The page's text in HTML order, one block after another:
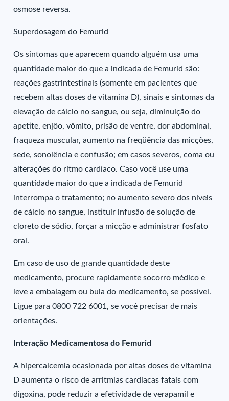
osmose reversa.
Superdosagem do Femurid
Os sintomas que aparecem quando alguém usa uma
quantidade maior do que a indicada de Femurid são:
reações gastrintestinais (somente em pacientes que
recebem altas doses de vitamina D), sinais e sintomas da
elevação de cálcio no sangue, ou seja, diminuição do
apetite, enjôo, vômito, prisão de ventre, dor abdominal,
fraqueza muscular, aumento na freqüência das micções,
sede, sonolência e confusão; em casos severos, coma ou
alterações do ritmo cardíaco. Caso você use uma
quantidade maior do que a indicada de Femurid
interrompa o tratamento; no aumento severo dos níveis
de cálcio no sangue, instituir infusão de solução de
cloreto de sódio, forçar a micção e administrar fosfato
oral.
Em caso de uso de grande quantidade deste
medicamento, procure rapidamente socorro médico e
leve a embalagem ou bula do medicamento, se possível.
Ligue para 0800 722 6001, se você precisar de mais
orientações.
Interação Medicamentosa do Femurid
A hipercalcemia ocasionada por altas doses de vitamina
D aumenta o risco de arritmias cardíacas fatais com
digoxina, pode reduzir a efetividade de verapamil e